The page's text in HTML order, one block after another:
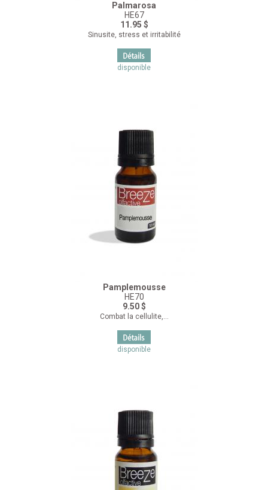
Palmarosa
HE67
11.95 $
Sinusite, stress et irritabilité
disponible
Pamplemousse
HE70
9.50 $
Combat la cellulite,...
disponible